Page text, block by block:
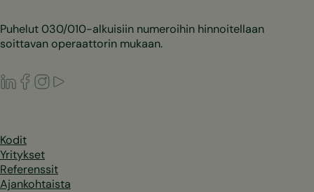
Puhelut 030/010-alkuisiin numeroihin hinnoitellaan
soittavan operaattorin mukaan.
LinkedIn
Facebook
Instagram
Kodit
Yritykset
Referenssit
Ajankohtaista